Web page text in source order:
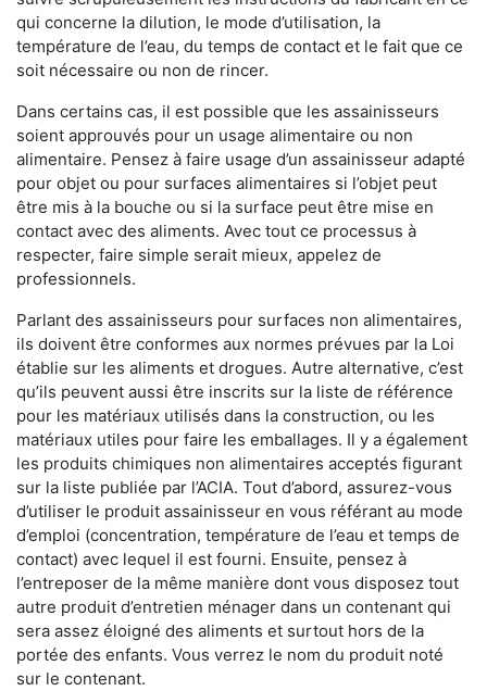
qui concerne la dilution, le mode d’utilisation, la
température de l’eau, du temps de contact et le fait que ce
soit nécessaire ou non de rincer.
Dans certains cas, il est possible que les assainisseurs
soient approuvés pour un usage alimentaire ou non
alimentaire. Pensez à faire usage d’un assainisseur adapté
pour objet ou pour surfaces alimentaires si l’objet peut
être mis à la bouche ou si la surface peut être mise en
contact avec des aliments. Avec tout ce processus à
respecter, faire simple serait mieux, appelez de
professionnels.
Parlant des assainisseurs pour surfaces non alimentaires,
ils doivent être conformes aux normes prévues par la Loi
établie sur les aliments et drogues. Autre alternative, c’est
qu’ils peuvent aussi être inscrits sur la liste de référence
pour les matériaux utilisés dans la construction, ou les
matériaux utiles pour faire les emballages. Il y a également
les produits chimiques non alimentaires acceptés figurant
sur la liste publiée par l’ACIA. Tout d’abord, assurez-vous
d’utiliser le produit assainisseur en vous référant au mode
d’emploi (concentration, température de l’eau et temps de
contact) avec lequel il est fourni. Ensuite, pensez à
l’entreposer de la même manière dont vous disposez tout
autre produit d’entretien ménager dans un contenant qui
sera assez éloigné des aliments et surtout hors de la
portée des enfants. Vous verrez le nom du produit noté
sur le contenant.